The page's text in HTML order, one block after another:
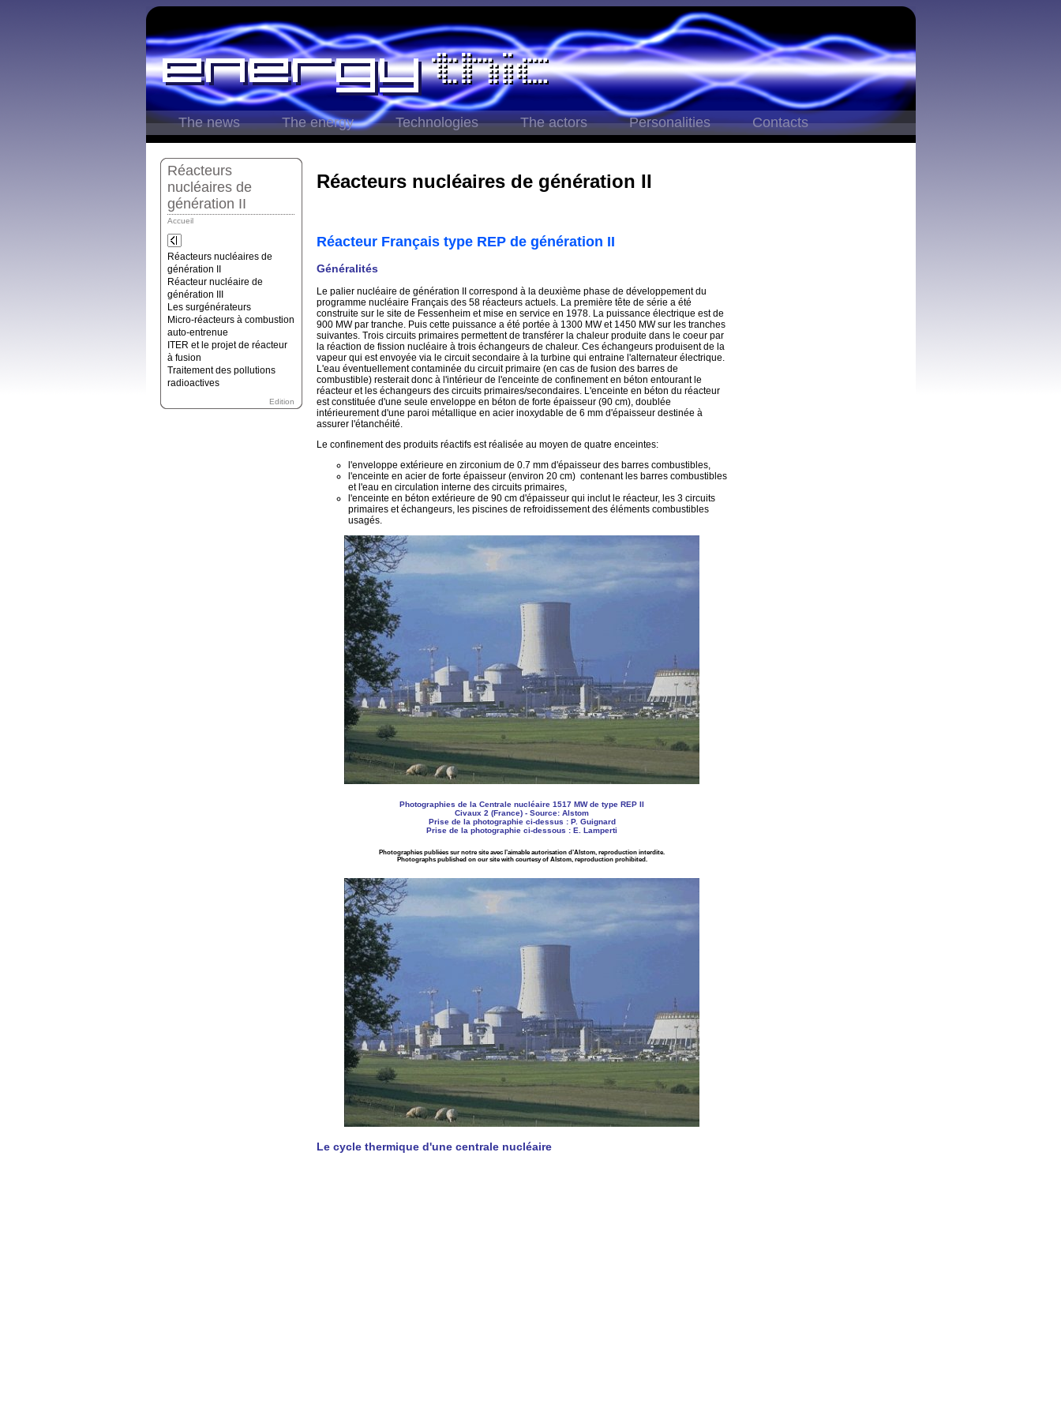
The news The energy Technologies The actors Personalities Contacts
Réacteurs
nucléaires de
génération II
Accueil
Réacteurs nucléaires de
génération II
Réacteur nucléaire de
génération III
Les surgénérateurs
Micro-réacteurs à combustion
auto-entrenue
ITER et le projet de réacteur
à fusion
Traitement des pollutions
radioactives
Edition
Réacteurs nucléaires de génération II
Réacteur Français type REP de génération II
Généralités
Le palier nucléaire de génération II correspond à la deuxième phase de développement du
programme nucléaire Français des 58 réacteurs actuels. La première tête de série a été
construite sur le site de Fessenheim et mise en service en 1978. La puissance électrique est de
900 MW par tranche. Puis cette puissance a été portée à 1300 MW et 1450 MW sur les tranches
suivantes. Trois circuits primaires permettent de transférer la chaleur produite dans le coeur par
la réaction de fission nucléaire à trois échangeurs de chaleur. Ces échangeurs produisent de la
vapeur qui est envoyée via le circuit secondaire à la turbine qui entraine l'alternateur électrique.
L'eau éventuellement contaminée du circuit primaire (en cas de fusion des barres de
combustible) resterait donc à l'intérieur de l'enceinte de confinement en béton entourant le
réacteur et les échangeurs des circuits primaires/secondaires. L'enceinte en béton du réacteur
est constituée d'une seule enveloppe en béton de forte épaisseur (90 cm), doublée
intérieurement d'une paroi métallique en acier inoxydable de 6 mm d'épaisseur destinée à
assurer l'étanchéité.
Le confinement des produits réactifs est réalisée au moyen de quatre enceintes:
l'enveloppe extérieure en zirconium de 0.7 mm d'épaisseur des barres combustibles,
l'enceinte en acier de forte épaisseur (environ 20 cm) contenant les barres combustibles
et l'eau en circulation interne des circuits primaires,
l'enceinte en béton extérieure de 90 cm d'épaisseur qui inclut le réacteur, les 3 circuits
primaires et échangeurs, les piscines de refroidissement des éléments combustibles
usagés.
Photographies de la Centrale nucléaire 1517 MW de type REP II
Civaux 2 (France) - Source: Alstom
Prise de la photographie ci-dessus : P. Guignard
Prise de la photographie ci-dessous : E. Lamperti
Photographies publiées sur notre site avec l’aimable autorisation d’Alstom, reproduction interdite.
Photographs published on our site with courtesy of Alstom, reproduction prohibited.
Le cycle thermique d'une centrale nucléaire